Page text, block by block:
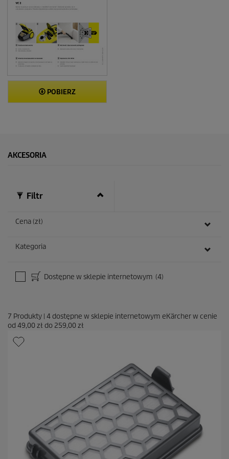
POBIERZ
AKCESORIA
Filtr
Cena (zł)
Kategoria
Dostępne w sklepie internetowym (4)
7 Produkty | 4dostępne w sklepie internetowym eKärcher w cenie
od 49,00 zł do 259,00 zł